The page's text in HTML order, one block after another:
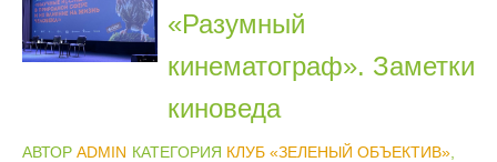
«Разумный
кинематограф». Заметки
киноведа
АВТОР ADMIN КАТЕГОРИЯ КЛУБ «ЗЕЛЕНЫЙ ОБЪЕКТИВ»